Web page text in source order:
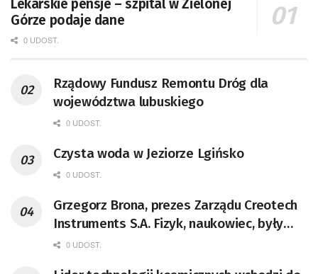
Lekarskie pensje – szpital w Zielonej
Górze podaje dane
0 UDOST.
Rządowy Fundusz Remontu Dróg dla
województwa lubuskiego
0 UDOST.
Czysta woda w Jeziorze Lgińsko
0 UDOST.
Grzegorz Brona, prezes Zarządu Creotech
Instruments S.A. Fizyk, naukowiec, były
pracownik CERN w Genewie,
0 UDOST.